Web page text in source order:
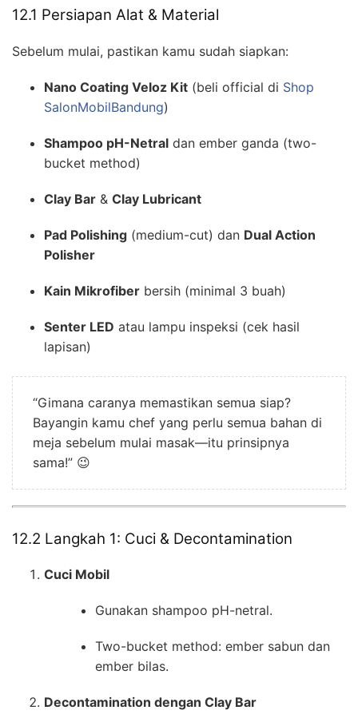
12.1 Persiapan Alat & Material
Sebelum mulai, pastikan kamu sudah siapkan:
Nano Coating Veloz Kit (beli official di Shop
SalonMobilBandung)
Shampoo pH-Netral dan ember ganda (two-
bucket method)
Clay Bar & Clay Lubricant
Pad Polishing (medium-cut) dan Dual Action
Polisher
Kain Mikrofiber bersih (minimal 3 buah)
Senter LED atau lampu inspeksi (cek hasil
lapisan)
“Gimana caranya memastikan semua siap?
Bayangin kamu chef yang perlu semua bahan di
meja sebelum mulai masak—itu prinsipnya
sama!” 😉
12.2 Langkah 1: Cuci & Decontamination
Cuci Mobil
Gunakan shampoo pH-netral.
Two-bucket method: ember sabun dan
ember bilas.
Decontamination dengan Clay Bar